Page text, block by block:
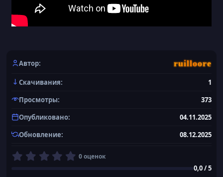
        take-block: TROPICAL_FISH
[B]
Автор ruilloore
Скачивания
1
Просмотры
373
Опубликовано
04.11.2025
Обновление
08.12.2025
0
0 оценок
0,0 / 5